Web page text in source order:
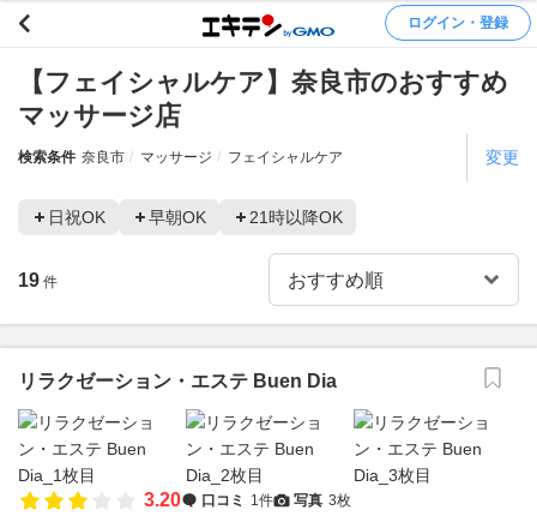
ログイン・登録
【フェイシャルケア】奈良市のおすすめ
マッサージ店
検索条件 奈良市 マッサージ フェイシャルケア 変更
日祝OK 早朝OK 21時以降OK
19 件
リラクゼーション・エステ Buen Dia
3.20 口コミ 1件 写真 3枚